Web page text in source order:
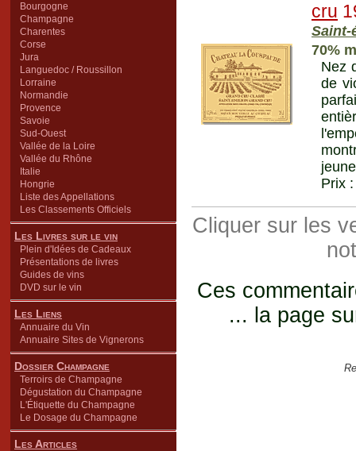
Bourgogne
Champagne
Charentes
Corse
Jura
Languedoc / Roussillon
Lorraine
Normandie
Provence
Savoie
Sud-Ouest
Vallée de la Loire
Vallée du Rhône
Italie
Hongrie
Liste des Appellations
Les Classements Officiels
Les Livres sur le vin
Plein d'Idées de Cadeaux
Présentations de livres
Guides de vins
DVD sur le vin
Les Liens
Annuaire du Vin
Annuaire Sites de Vignerons
Dossier Champagne
Terroirs de Champagne
Dégustation du Champagne
L'Étiquette du Champagne
Le Dosage du Champagne
Les Articles
cru
Saint-
70%
Nez
de
Prix
Cliquer sur les
Ces
... la page